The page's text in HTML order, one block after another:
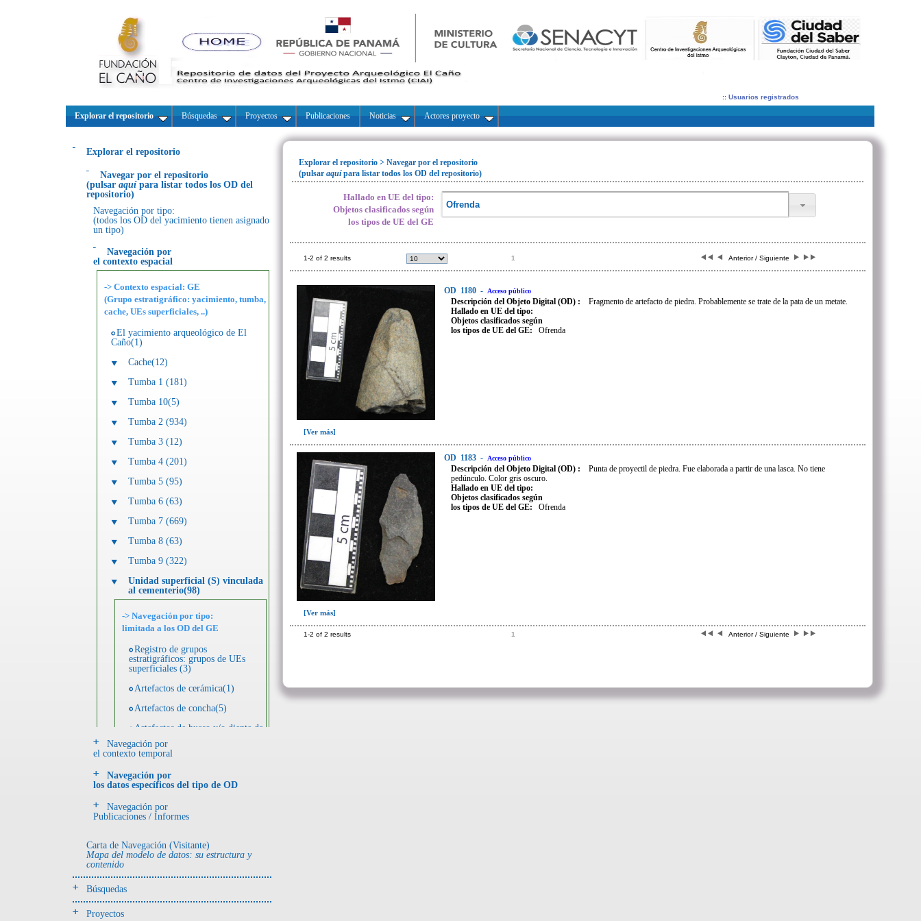
:: Usuarios registrados
Explorar el repositorio Búsquedas Proyectos Publicaciones Noticias Actores proyecto
Explorar el repositorio
Navegar por el repositorio
(pulsar aquí para listar todos los OD del
repositorio)
Navegación por tipo:
(todos los OD del yacimiento tienen asignado
un tipo)
Navegación por
el contexto espacial
-> Contexto espacial: GE
(Grupo estratigráfico: yacimiento, tumba,
cache, UEs superficiales, ..)
El yacimiento arqueológico de El
Caño(1)
Cache(12)
Tumba 1 (181)
Tumba 10(5)
Tumba 2 (934)
Tumba 3 (12)
Tumba 4 (201)
Tumba 5 (95)
Tumba 6 (63)
Tumba 7 (669)
Tumba 8 (63)
Tumba 9 (322)
Unidad superficial (S) vinculada
al cementerio(98)
-> Navegación por tipo:
limitada a los OD del GE
Registro de grupos
estratigráficos: grupos de UEs
superficiales (3)
Artefactos de cerámica(1)
Artefactos de concha(5)
Artefactos de hueso y/o diente de
animal(1)
Artefactos de metal(2)
Artefactos de piedra(4)
Muestra arqueológica(10)
estratigráficas(66)
- UE# y tipo de UE
donde se halló el objeto
Navegación por
el contexto temporal
Navegación por
los datos específicos del tipo de OD
Navegación por
Publicaciones / Informes
Carta de Navegación (Visitante)
Mapa del modelo de datos: su estructura y
contenido
Búsquedas
Proyectos
Explorar el repositorio > Navegar por el repositorio
(pulsar aquípara listar todos los OD del repositorio)
Hallado en UE del tipo:
Objetos clasificados según
los tipos de UE del GE
1-2 of 2 results 1 Anterior / Siguiente
OD 1180 - Acceso público
Descripción del Objeto Digital (OD) :
Fragmento de artefacto de piedra. Probablemente se trate de la pata de un metate.
Hallado en UE del tipo:
Objetos clasificados según
los tipos de UE del GE:
Ofrenda
[Ver más]
OD 1183 - Acceso público
Descripción del Objeto Digital (OD) :
Punta de proyectil de piedra. Fue elaborada a partir de una lasca. No tiene
pedúnculo. Color gris oscuro.
Hallado en UE del tipo:
Objetos clasificados según
los tipos de UE del GE:
Ofrenda
[Ver más]
1-2 of 2 results 1 Anterior / Siguiente